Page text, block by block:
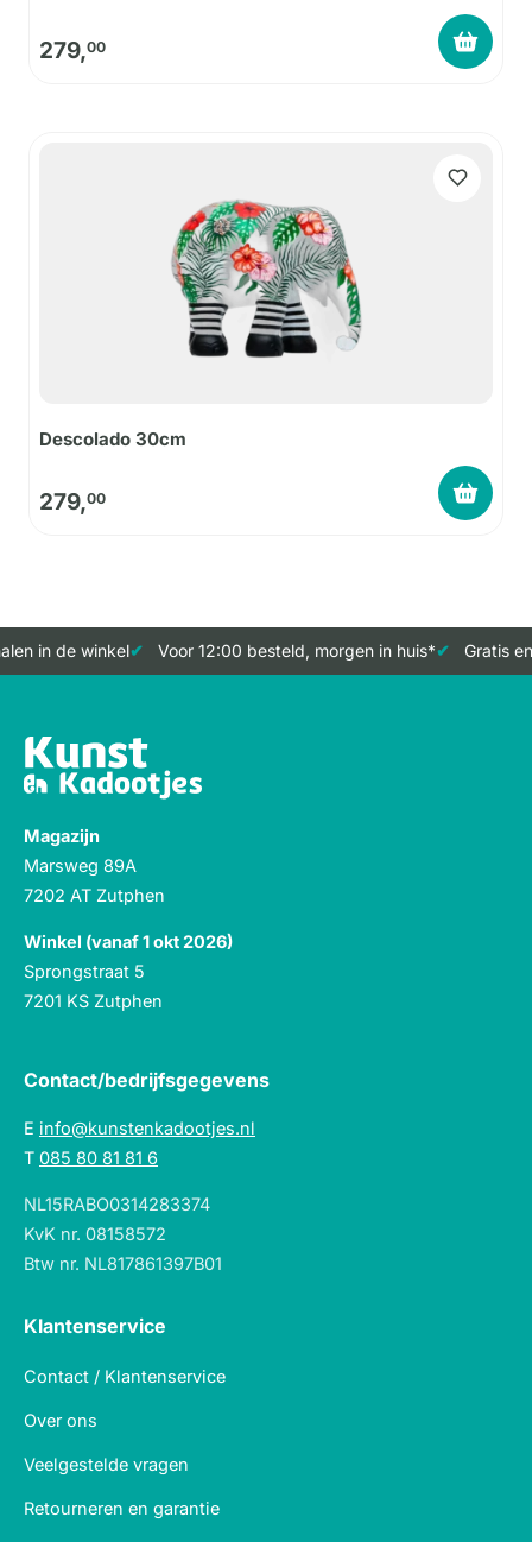
279,00
Descolado 30cm
279,00
in de winkel Voor 12:00 besteld, morgen in huis* Gratis
Magazijn
Marsweg 89A
7202 AT Zutphen
Winkel (vanaf 1 okt 2026)
Sprongstraat 5
7201 KS Zutphen
Contact/bedrijfsgegevens
E info@kunstenkadootjes.nl
T 085 80 81 81 6
NL15RABO0314283374
KvK nr. 08158572
Btw nr. NL817861397B01
Klantenservice
Contact / Klantenservice
Over ons
Veelgestelde vragen
Retourneren en garantie